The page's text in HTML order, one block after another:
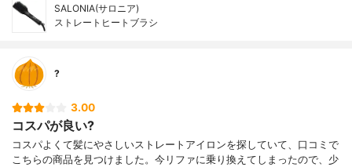
SALONIA(サロニア)
ストレートヒートブラシ
?
3.00
コスパが良い?
コスパよくて髪にやさしいストレートアイロンを探していて、口コミで
こちらの商品を見つけました。今リファに乗り換えてしまったので、少